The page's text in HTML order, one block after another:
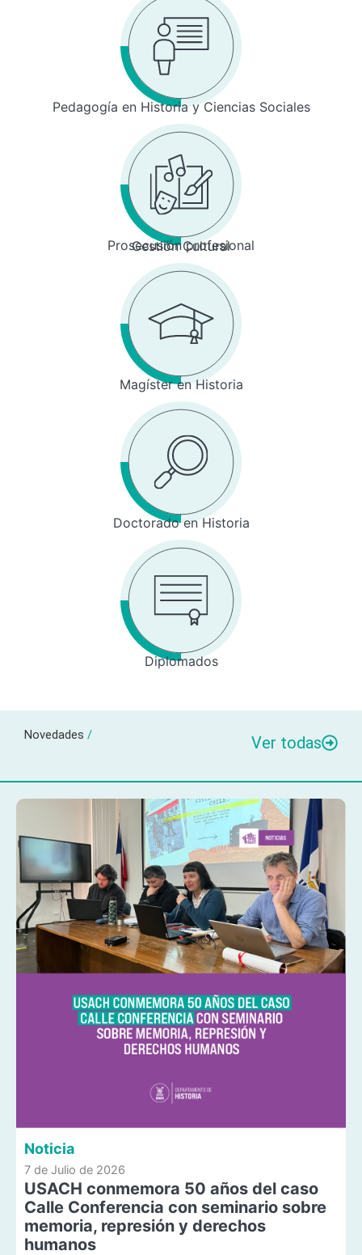
Pedagogía en Historia y Ciencias Sociales
Prosecusión profesional
Gestión Cultural
Magíster en Historia
Doctorado en Historia
Diplomados
Novedades / Ver todas
Noticia
7 de Julio de 2026
USACH conmemora 50 años del caso
Calle Conferencia con seminario sobre
memoria, represión y derechos
humanos